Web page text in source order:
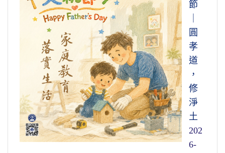
節
圓
孝
道
，
修
淨
土
202
6-